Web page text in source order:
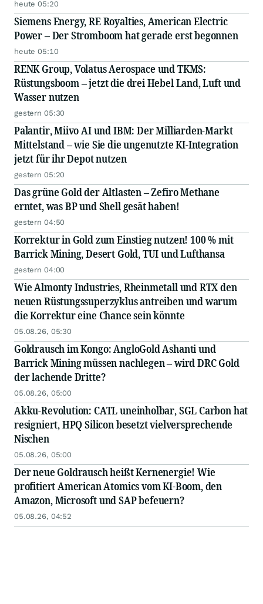
heute 05:20
Siemens Energy, RE Royalties, American Electric
Power – Der Stromboom hat gerade erst begonnen
heute 05:10
RENK Group, Volatus Aerospace und TKMS:
Rüstungsboom – jetzt die drei Hebel Land, Luft und
Wasser nutzen
gestern 05:30
Palantir, Miivo AI und IBM: Der Milliarden-Markt
Mittelstand – wie Sie die ungenutzte KI-Integration
jetzt für ihr Depot nutzen
gestern 05:20
Das grüne Gold der Altlasten – Zefiro Methane
erntet, was BP und Shell gesät haben!
gestern 04:50
Korrektur in Gold zum Einstieg nutzen! 100 % mit
Barrick Mining, Desert Gold, TUI und Lufthansa
gestern 04:00
Wie Almonty Industries, Rheinmetall und RTX den
neuen Rüstungssuperzyklus antreiben und warum
die Korrektur eine Chance sein könnte
05.08.26, 05:30
Goldrausch im Kongo: AngloGold Ashanti und
Barrick Mining müssen nachlegen – wird DRC Gold
der lachende Dritte?
05.08.26, 05:00
Akku-Revolution: CATL uneinholbar, SGL Carbon hat
resigniert, HPQ Silicon besetzt vielversprechende
Nischen
05.08.26, 05:00
Der neue Goldrausch heißt Kernenergie! Wie
profitiert American Atomics vom KI-Boom, den
Amazon, Microsoft und SAP befeuern?
05.08.26, 04:52